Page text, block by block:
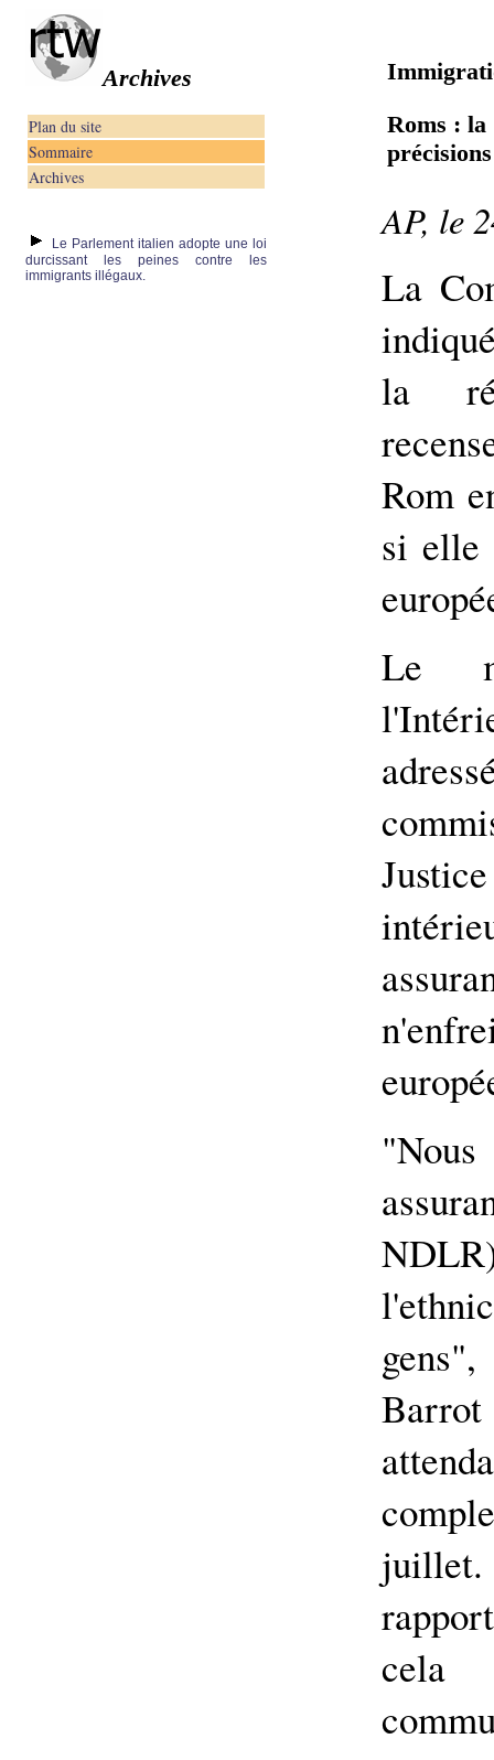
Archives
Plan du site
Sommaire
Archives
Le Parlement italien adopte une loi
durcissant les peines contre les
immigrants illégaux.
Roms : la
AP, le
La
la
Rom
si elle
Le